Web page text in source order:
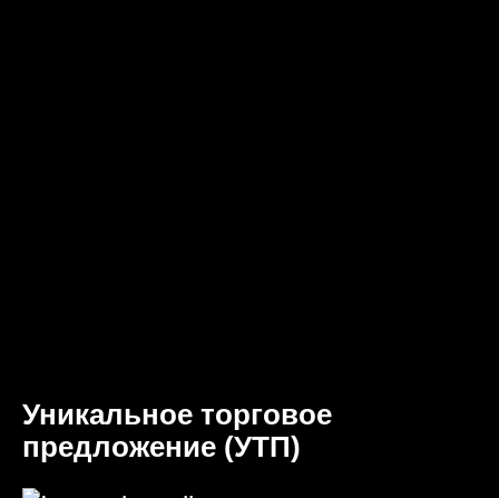
Уникальное торговое
предложение (УТП)